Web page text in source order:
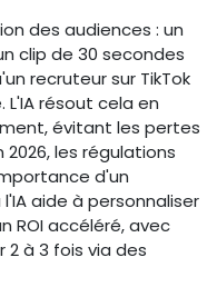
des audiences : un
clip de 30 secondes
recruteur sur TikTok
résout cela en
évitant les pertes
les régulations
d'un
aide à personnaliser
ROI accéléré, avec
à 3 fois via des